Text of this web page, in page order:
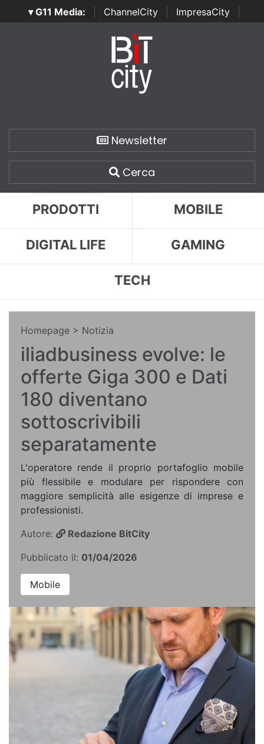
▾ G11 Media: ChannelCity ImpresaCity
SecurityOpenLab | Italian Channel Awards | Italian
Italian Security Awards
Newsletter
Cerca
PRODOTTI MOBILE
DIGITAL LIFE GAMING
TECH
Homepage > Notizia
iliadbusiness evolve: le
offerte Giga 300 e Dati
180 diventano
sottoscrivibili
separatamente
L'operatore rende il proprio portafoglio mobile
più flessibile e modulare per rispondere con
maggiore semplicità alle esigenze di imprese e
professionisti.
Autore:
Redazione BitCity
Pubblicato il: 01/04/2026
Mobile